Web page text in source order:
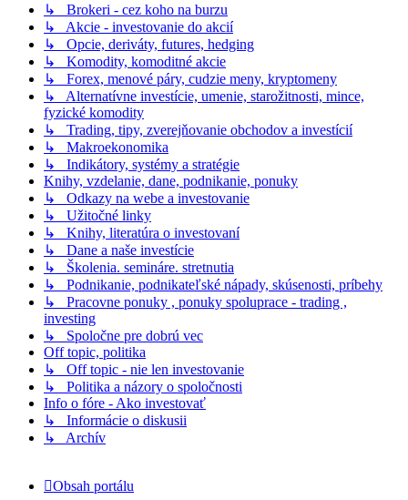
↳ Brokeri - cez koho na burzu
↳ Akcie - investovanie do akcií
↳ Opcie, deriváty, futures, hedging
↳ Komodity, komoditné akcie
↳ Forex, menové páry, cudzie meny, kryptomeny
↳ Alternatívne investície, umenie, starožitnosti, mince,
fyzické komodity
↳ Trading, tipy, zverejňovanie obchodov a investícií
↳ Makroekonomika
↳ Indikátory, systémy a stratégie
Knihy, vzdelanie, dane, podnikanie, ponuky
↳ Odkazy na webe a investovanie
↳ Užitočné linky
↳ Knihy, literatúra o investovaní
↳ Dane a naše investície
↳ Školenia. semináre. stretnutia
↳ Podnikanie, podnikateľské nápady, skúsenosti, príbehy
↳ Pracovne ponuky , ponuky spoluprace - trading ,
investing
↳ Spoločne pre dobrú vec
Off topic, politika
↳ Off topic - nie len investovanie
↳ Politika a názory o spoločnosti
Info o fóre - Ako investovať
↳ Informácie o diskusii
↳ Archív
Obsah portálu